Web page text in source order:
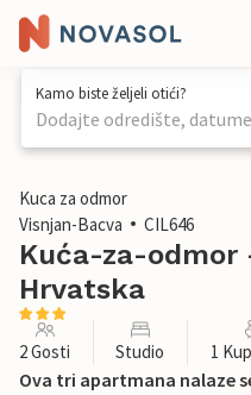
Kamo biste željeli otići?
Dodajte odredište,
1 / 22
Kuca za odmor
Visnjan-Bacva
CIL646
Kuća-za-odmor
Hrvatska
2 Gosti Studio 1
Ova tri apartmana nalaze